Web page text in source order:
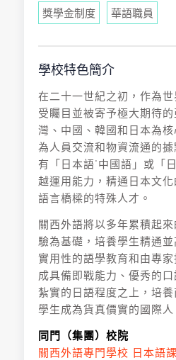
獎學金制度 華語職員
學校特色簡介
在二十一世紀之初，作為
受矚目並被寄予極大期待
灣、中國、韓國和日本為
為人員交流和物資流通的
有「日本語˙中國語」或「
越運用能力，精通日本文
語言橋樑的特殊人才。
關西外語將以多年累積起
驗為基礎，培養學生精通
實用性的語學教育和由專
成具備即戰能力、優秀的
紮實的日語程度之上，培
學生成為貨真價實的國際人
同門（集團）校院
關西外語專門學校 日本語